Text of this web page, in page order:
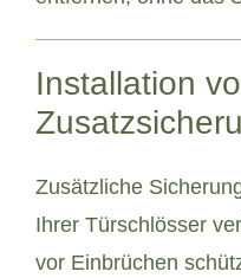
Installation
Zusätzliche
Ihrer Türschlösser
vor Einbrüchen